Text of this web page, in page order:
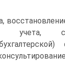
учета,